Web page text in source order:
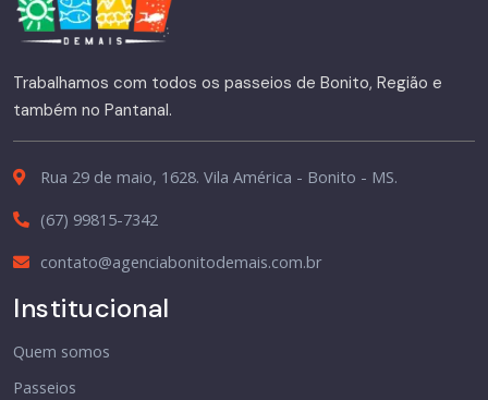
Trabalhamos com todos os passeios de Bonito, Região e
também no Pantanal.
Rua 29 de maio, 1628. Vila América - Bonito - MS.
(67) 99815-7342
contato@agenciabonitodemais.com.br
Institucional
Quem somos
Passeios